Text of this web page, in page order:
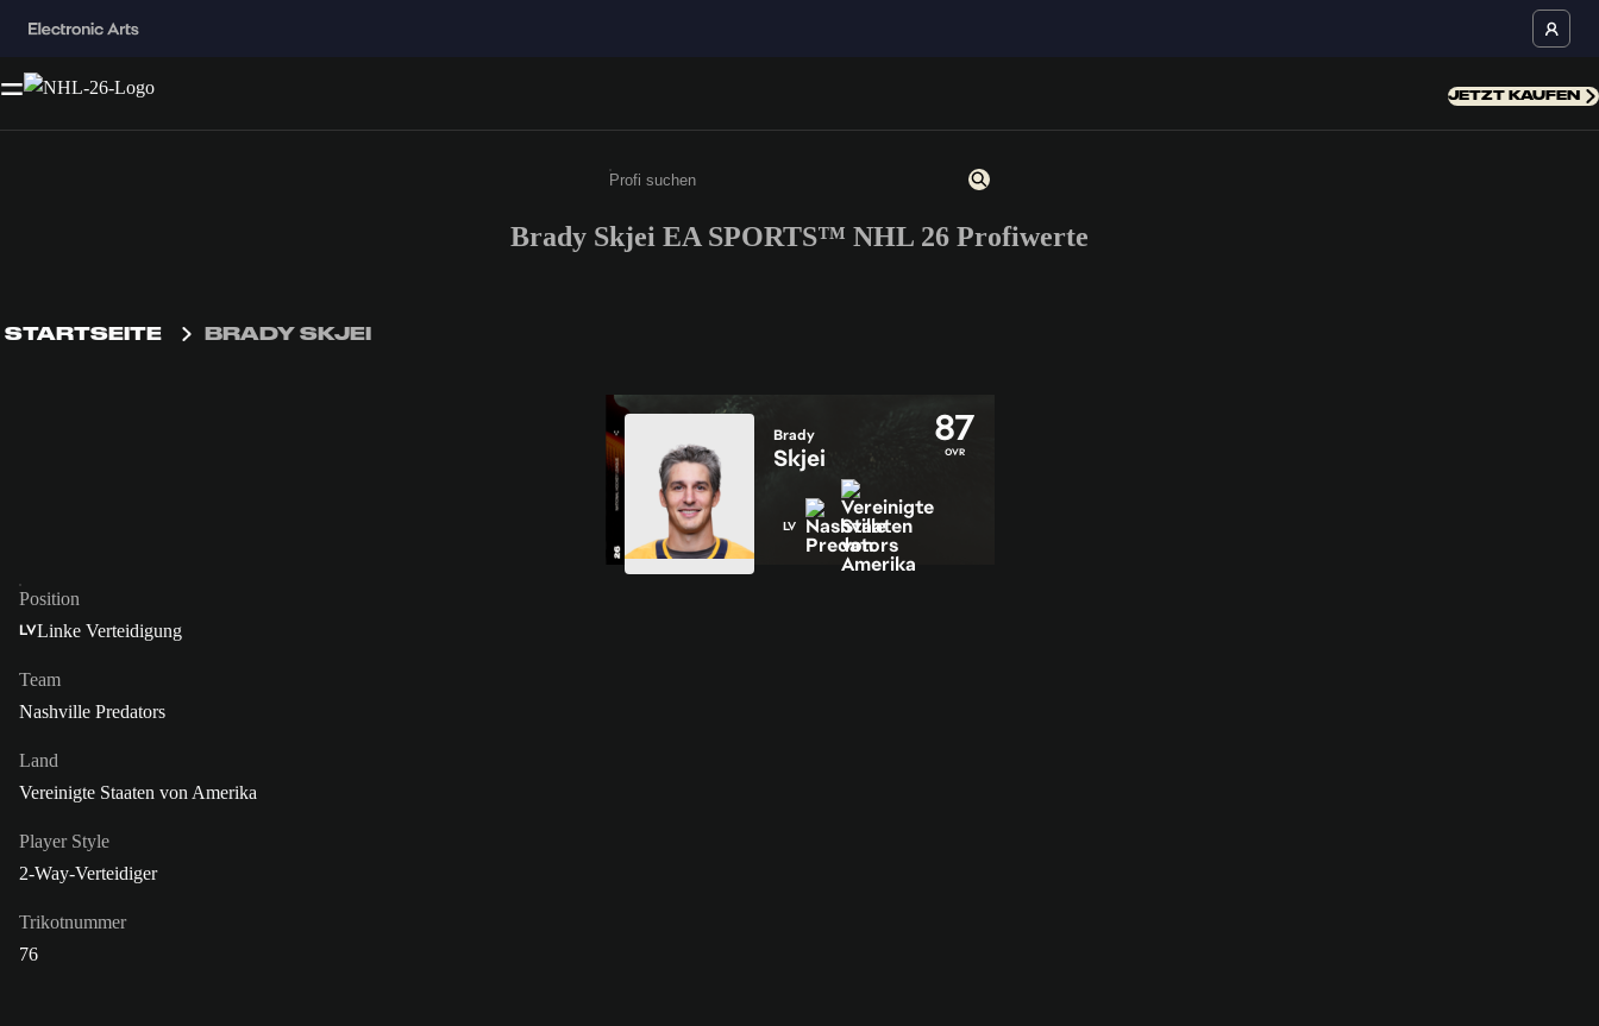
JETZT KAUFEN
Gib mindestens 3 Zeichen oder Ziffern ein
Brady Skjei EA SPORTS™ NHL 26 Profiwerte
STARTSEITE BRADY SKJEI
87
OVR
Brady
Skjei
LV
Position
LVLinke Verteidigung
Team
Nashville Predators
Land
Vereinigte Staaten von Amerika
Player Style
2-Way-Verteidiger
Trikotnummer
76